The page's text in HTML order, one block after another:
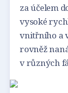
za účelem
vysoké
vnitřního a
rovněž
v různých